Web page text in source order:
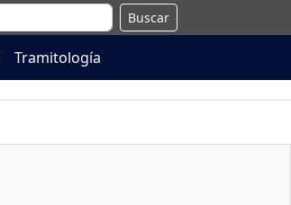
Buscar
Tramitología